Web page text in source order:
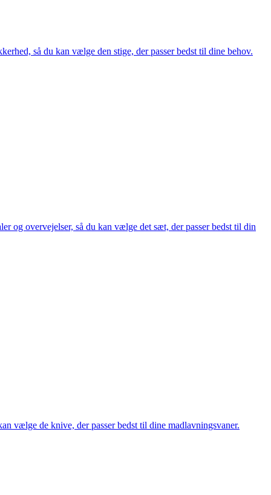
så du kan vælge den stige, der passer bedst til dine behov.
og overvejelser, så du kan vælge det sæt, der passer bedst til din
vælge de knive, der passer bedst til dine madlavningsvaner.